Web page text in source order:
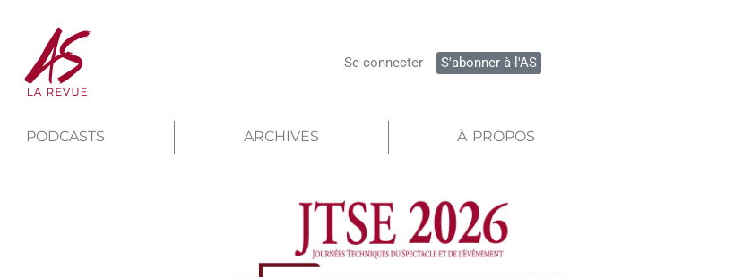
Se connecter S'abonner à l'AS
PODCASTS ARCHIVES À PROPOS